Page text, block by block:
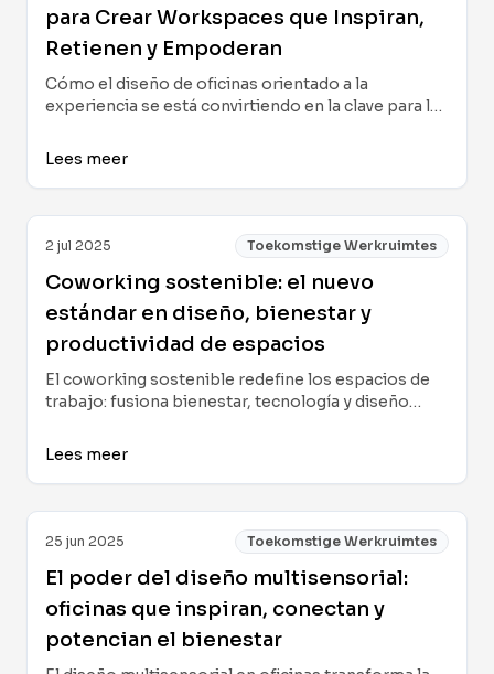
para Crear Workspaces que Inspiran,
Retienen y Empoderan
Cómo el diseño de oficinas orientado a la
experiencia se está convirtiendo en la clave para la
integración de tecnología centrada en el ser
resilientes para los equipos del futuro.
Lees meer
2 jul 2025 Toekomstige Werkruimtes
Coworking sostenible: el nuevo
estándar en diseño, bienestar y
productividad de espacios
El coworking sostenible redefine los espacios de
trabajo: fusiona bienestar, tecnología y diseño
comunidades profesionales resilientes. Esta guía
éxito para transformar cualquier entorno laboral.
Lees meer
25 jun 2025 Toekomstige Werkruimtes
El poder del diseño multisensorial:
oficinas que inspiran, conectan y
potencian el bienestar